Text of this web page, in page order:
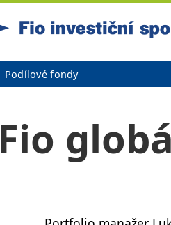
Podílové fondy
Fio